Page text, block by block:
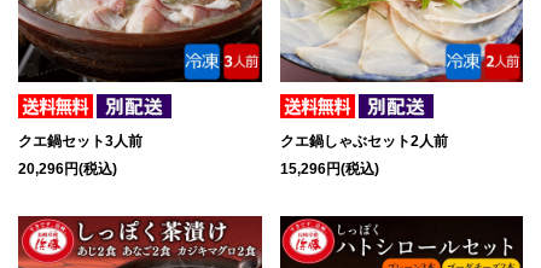
クエ鍋セット3人前
20,296円(税込)
クエ鍋しゃぶセット2人前
15,296円(税込)